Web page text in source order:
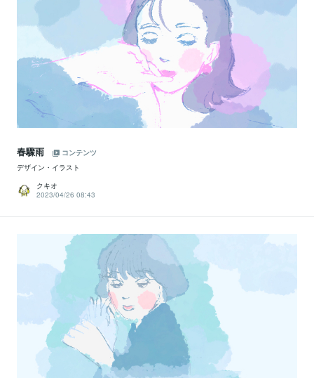
春驟雨
コンテンツ
デザイン・イラスト
クキオ
2023/04/26 08:43